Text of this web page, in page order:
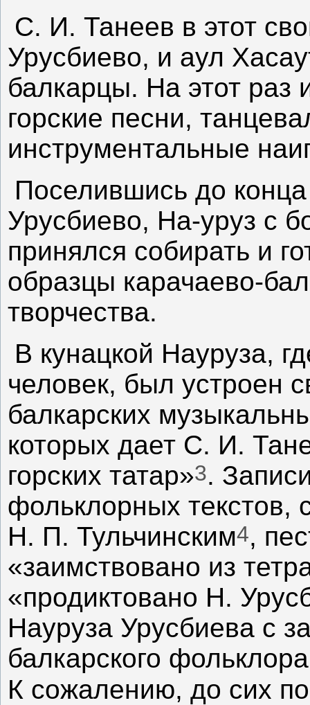
С. И. Танеев в этот
Урусбиево, и аул
балкарцы. На этот раз
горские песни,
инструментальные
Поселившись до
Урусбиево, На-уруз с
принялся собирать и
образцы карачаево-
творчества.
В кунацкой Науруза,
человек, был устроен
балкарских
которых дает С. И.
горских татар»3.
фольклорных
Н. П. Тульчинским4,
«заимствовано из
«продиктовано Н.
Науруза Урусбиева с
балкарского
К сожалению, до сих